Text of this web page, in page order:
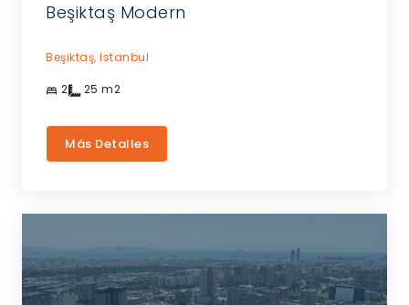
Beşiktaş Modern
Beşiktaş, Istanbul
2 25 m2
Más Detalles